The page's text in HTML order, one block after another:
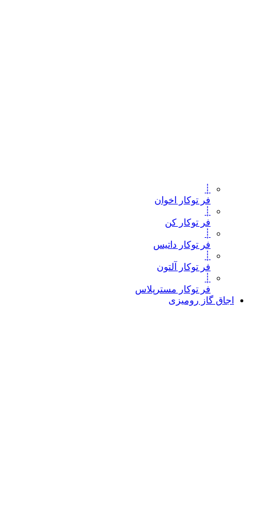
┊
فر توکار اخوان
┊
فر توکار کن
┊
فر توکار داتیس
┊
فر توکار آلتون
┊
فر توکار مسترپلاس
اجاق گاز رومیزی